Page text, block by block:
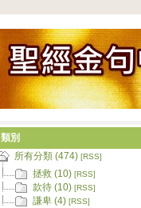
類別
所有分類 (474) [RSS]
拯救 (10) [RSS]
款待 (10) [RSS]
謙卑 (4) [RSS]